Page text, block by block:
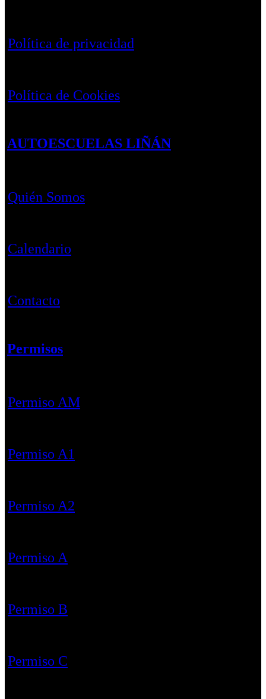
Política de privacidad
Política de Cookies
AUTOESCUELAS LIÑÁN
Quién Somos
Calendario
Contacto
Permisos
Permiso AM
Permiso A1
Permiso A2
Permiso A
Permiso B
Permiso C